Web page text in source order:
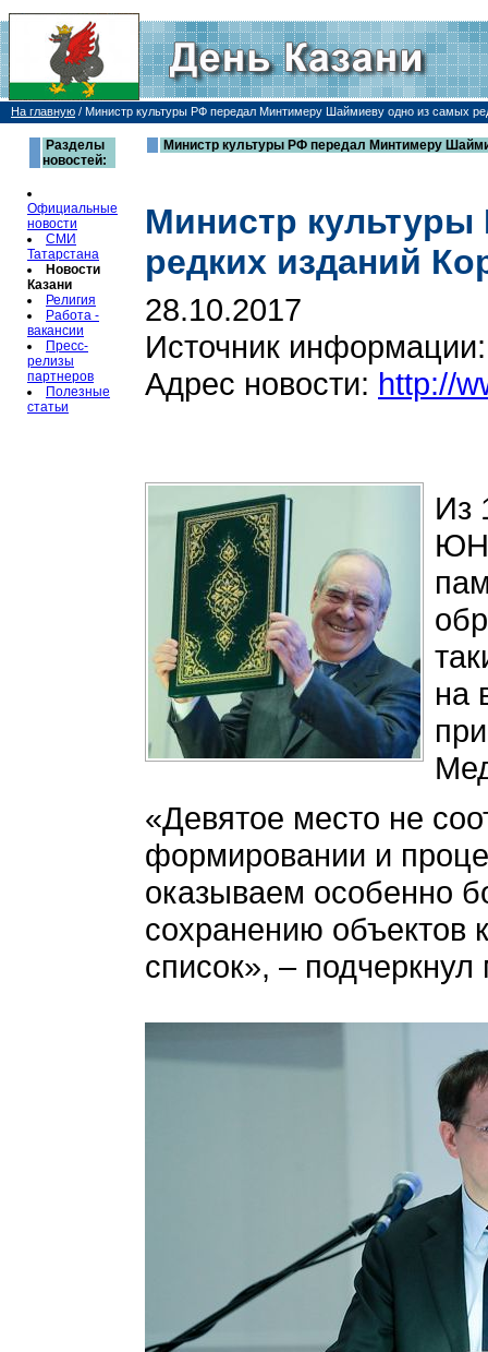
На главную / Министр культуры РФ передал Минтимеру Шаймиеву одно из самых
Разделы
новостей:
Официальные
новости
СМИ
Татарстана
Новости
Казани
Религия
Работа -
вакансии
Пресс-
релизы
партнеров
Полезные
статьи
Министр культуры РФ передал Минтимеру
Министр
редких изданий
28.10.2017
Источник
Адрес новости: http://
Из
на
«Девятое место не
формировании и
оказываем особенно
сохранению объектов
список», –